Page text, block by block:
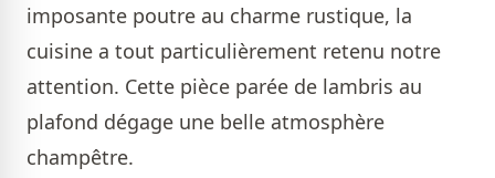
imposante poutre au charme rustique, la
cuisine a tout particulièrement retenu notre
attention. Cette pièce parée de lambris au
plafond dégage une belle atmosphère
champêtre.